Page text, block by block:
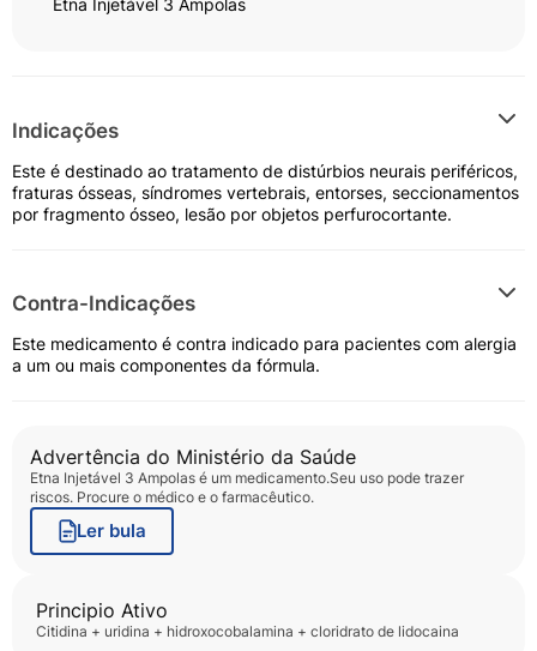
Etna Injetável 3 Ampolas
Indicações
Este é destinado ao tratamento de distúrbios neurais periféricos,
fraturas ósseas, síndromes vertebrais, entorses, seccionamentos
por fragmento ósseo, lesão por objetos perfurocortante.
Contra-Indicações
Este medicamento é contra indicado para pacientes com alergia
a um ou mais componentes da fórmula.
Advertência do Ministério da Saúde
Etna Injetável 3 Ampolas é um medicamento.Seu uso pode trazer
riscos. Procure o médico e o farmacêutico.
Ler bula
Principio Ativo
citidina + uridina + hidroxocobalamina + cloridrato de lidocaina